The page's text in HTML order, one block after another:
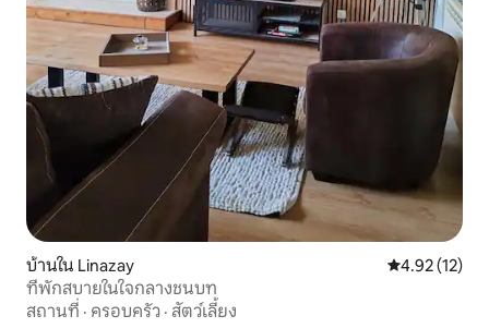
บ้านใน Linazay คะแนนเฉลี่ย
4.92 (12)
ที่พักสบายในใจกลางชนบท
สถานที่ · ครอบครัว · สัตว์เลี้ยง